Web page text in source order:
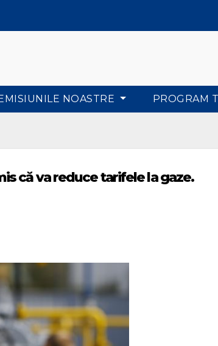
NOASTRE PROGRAM
că va reduce tarifele la gaze.